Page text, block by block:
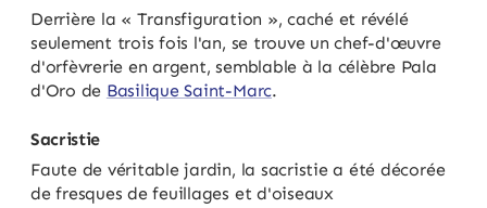
Derrière la « Transfiguration », caché et révélé
seulement trois fois l'an, se trouve un chef-d'œuvre
d'orfèvrerie en argent, semblable à la célèbre Pala
d'Oro de Basilique Saint-Marc.
Sacristie
Faute de véritable jardin, la sacristie a été décorée
de fresques de feuillages et d'oiseaux